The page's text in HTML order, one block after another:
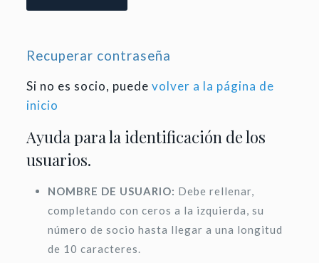
Recuperar contraseña
Si no es socio, puede volver a la página de
inicio
Ayuda para la identificación de los
usuarios.
NOMBRE DE USUARIO: Debe rellenar,
completando con ceros a la izquierda, su
número de socio hasta llegar a una longitud
de 10 caracteres.